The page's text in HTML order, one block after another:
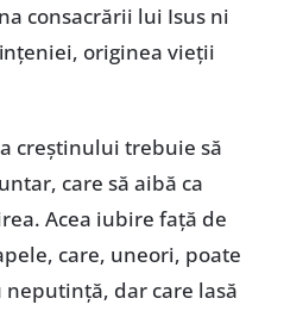
consacrării lui Isus ni
originea vieţii
creştinului trebuie să
care să aibă ca
Acea iubire faţă de
care, uneori, poate
dar care lasă